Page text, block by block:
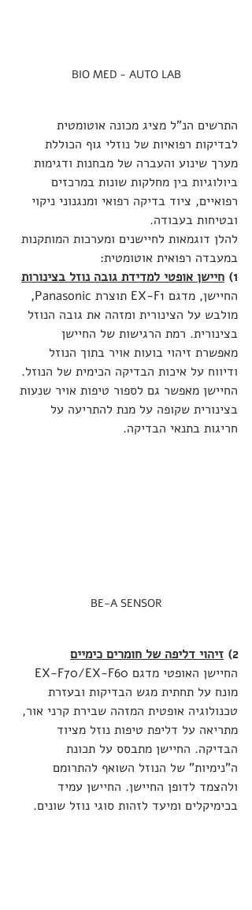
BIO MED - AUTO LAB
התרשים הנ"ל מציג מכונה אוטומטית
לבדיקות רפואיות של נוזלי גוף הכוללת
מערך שינוע והעברה של מבחנות ודגימות
ביולוגיות בין מחלקות שונות במרכזים
רפואיים, ציוד בדיקה רפואי ומנגנוני ניקוי
ובטיחות בעבודה.
להלן דוגמאות לחיישנים ומערכות המותקנות
במעבדה רפואית אוטומטית:
1) חיישן אופטי למדידת גובה נוזל בצינורות
החיישן, מדגם EX-F1 תוצרת Panasonic,
מולבש על הצינורית ומזהה את גובה הנוזל
בצינורית. רמת הרגישות של החיישן
מאפשרת זיהוי בועות אויר בתוך הנוזל
ודיווח על איכות הבדיקה הכימית של הנוזל.
החיישן מאפשר גם לספור טיפות אויר שנעות
בצינורית שקופה על מנת להתריעה על
חריגות בתנאי הבדיקה.
BE-A SENSOR
2) זיהוי דליפה של חומרים כימיים
מונח על תחתית מגש הבדיקות ובעזרת
טכנולוגיה אופטית המזהה שבירת קרני אור,
מתריאה על דליפת טיפות נוזל מציוד
הבדיקה. החיישן מתבסס על תכונת
ה"נימיות" של הנוזל השואף להתרומם
ולהצמד לדופן החיישן. החיישן עמיד
בכימיקלים ומיעד לזהות סוגי נוזל שונים.